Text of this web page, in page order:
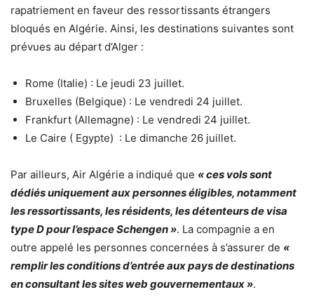
rapatriement en faveur des ressortissants étrangers
bloqués en Algérie. Ainsi, les destinations suivantes sont
prévues au départ d’Alger :
Rome (Italie) : Le jeudi 23 juillet.
Bruxelles (Belgique) : Le vendredi 24 juillet.
Frankfurt (Allemagne) : Le vendredi 24 juillet.
Le Caire ( Egypte) : Le dimanche 26 juillet.
Par ailleurs, Air Algérie a indiqué que « ces vols sont
dédiés uniquement aux personnes éligibles, notamment
les ressortissants, les résidents, les détenteurs de visa
type D pour l’espace Schengen ». La compagnie a en
outre appelé les personnes concernées à s’assurer de «
remplir les conditions d’entrée aux pays de destinations
en consultant les sites web gouvernementaux ».